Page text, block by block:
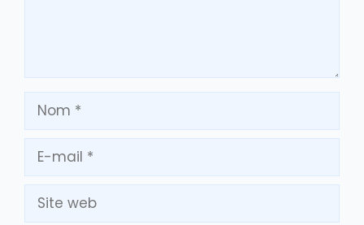
Nom
mail
Site
web